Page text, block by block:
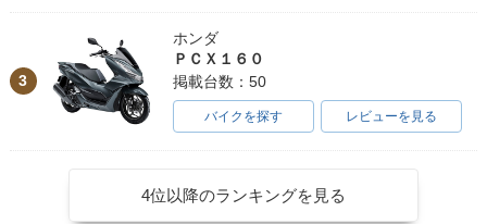
3
ホンダ
ＰＣＸ１６０
掲載台数：50
バイクを探す レビューを見る
4位以降のランキングを見る